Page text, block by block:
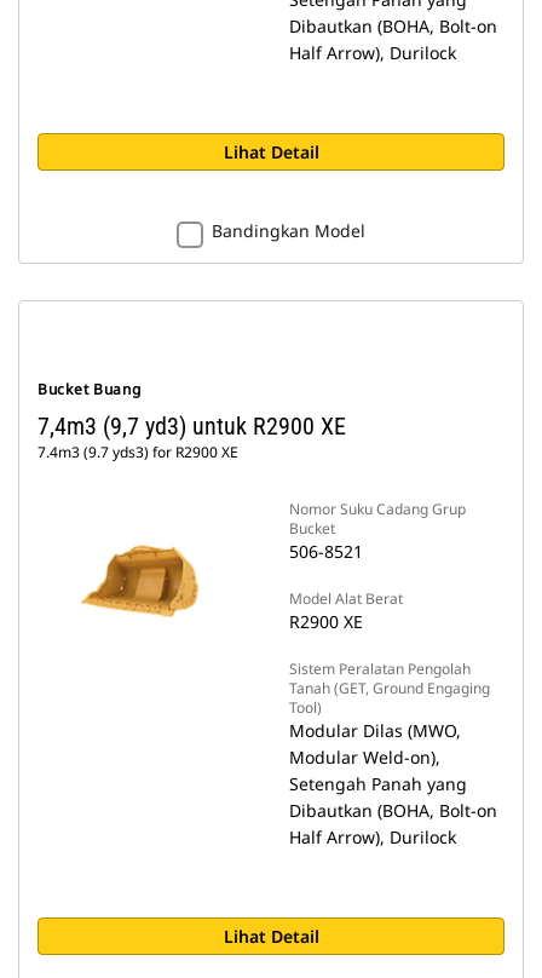
Dibautkan (BOHA, Bolt-on
Half Arrow), Durilock
Lihat Detail
Bandingkan Model
Bucket Buang
7,4m3 (9,7 yd3) untuk R2900 XE
7.4m3 (9.7 yds3) for R2900 XE
Nomor Suku Cadang Grup
Bucket
506-8521
Model Alat Berat
R2900 XE
Sistem Peralatan Pengolah
Tanah (GET, Ground Engaging
Tool)
Modular Dilas (MWO,
Modular Weld-on),
Setengah Panah yang
Dibautkan (BOHA, Bolt-on
Half Arrow), Durilock
Lihat Detail